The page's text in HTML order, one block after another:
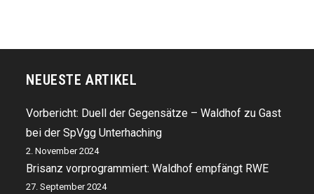
NEUESTE ARTIKEL
Vorbericht: Duell der Gegensätze – Waldhof zu Gast
bei der SpVgg Unterhaching
2. November 2024
Brisanz vorprogrammiert: Waldhof empfängt RWE
27. September 2024